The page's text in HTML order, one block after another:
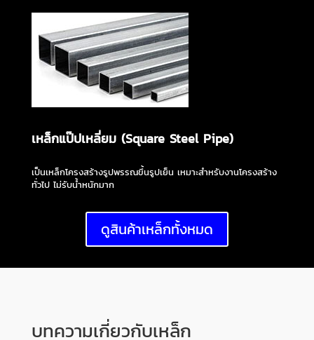
เหล็กแป๊ปเหลี่ยม (Square Steel Pipe)
เป็นเหล็กโครงสร้างรูปพรรณขึ้นรูปเย็น เหมาะสำหรับงานโครงสร้าง
ทั่วไป ไม่รับน้ำหนักมาก
ดูสินค้าเหล็กทั้งหมด
บทความเกี่ยวกับเหล็ก